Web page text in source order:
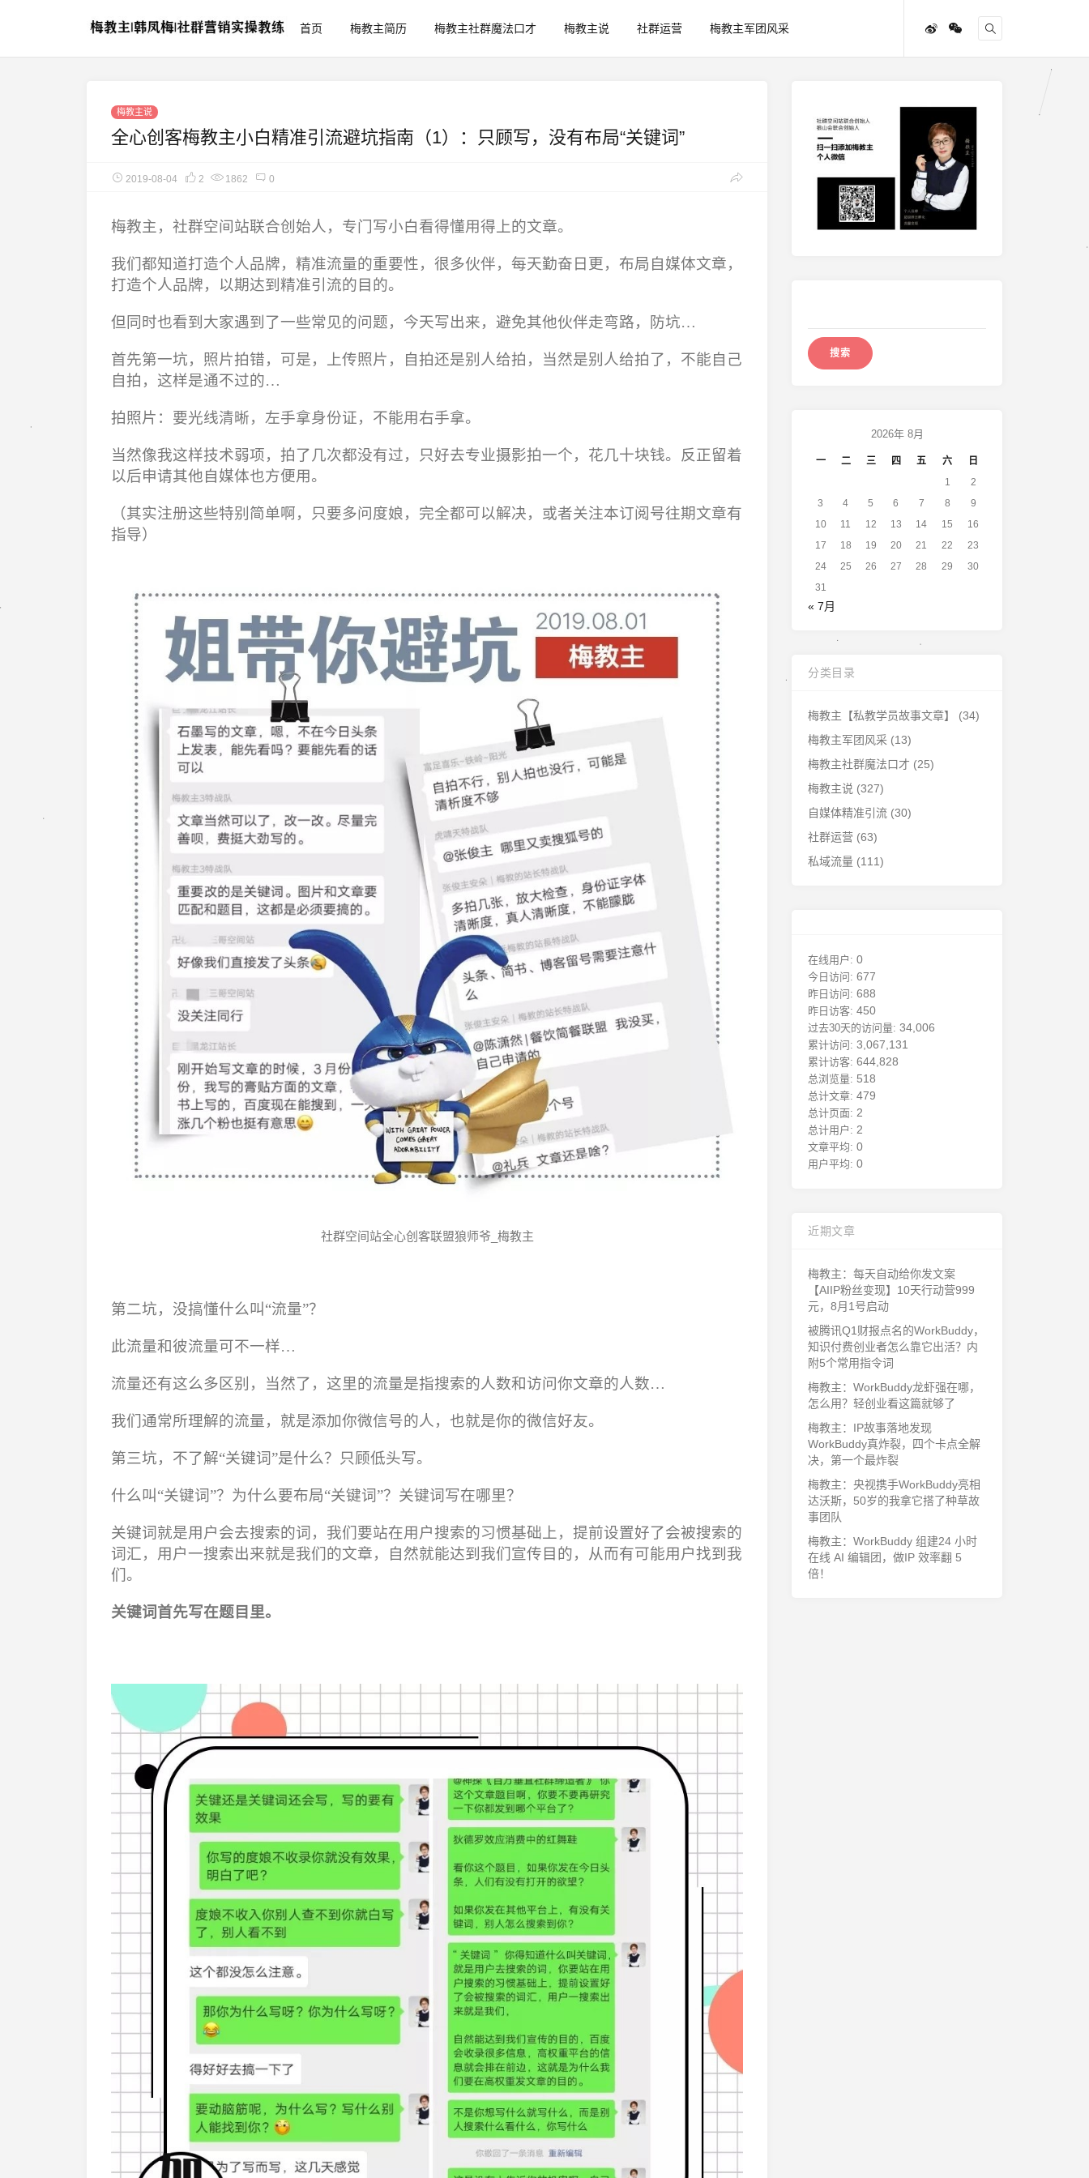
首页 梅教主简历 梅教主社群魔法口才 梅教主说 社群运营 梅教主军团风采
梅教主说
全心创客梅教主小白精准引流避坑指南（1）：只顾写，没有布局“关键词”
2019-08-04 2 1862 0
梅教主，社群空间站联合创始人，专门写小白看得懂用得上的文章。
我们都知道打造个人品牌，精准流量的重要性，很多伙伴，每天勤奋日更，布局自媒体文章，
打造个人品牌，以期达到精准引流的目的。
但同时也看到大家遇到了一些常见的问题，今天写出来，避免其他伙伴走弯路，防坑…
首先第一坑，照片拍错，可是，上传照片，自拍还是别人给拍，当然是别人给拍了，不能自己
自拍，这样是通不过的…
拍照片：要光线清晰，左手拿身份证，不能用右手拿。
当然像我这样技术弱项，拍了几次都没有过，只好去专业摄影拍一个，花几十块钱。反正留着
以后申请其他自媒体也方便用。
（其实注册这些特别简单啊，只要多问度娘，完全都可以解决，或者关注本订阅号往期文章有
指导）
社群空间站全心创客联盟狼师爷_梅教主
第二坑，没搞懂什么叫“流量”？
此流量和彼流量可不一样…
流量还有这么多区别，当然了，这里的流量是指搜索的人数和访问你文章的人数…
我们通常所理解的流量，就是添加你微信号的人，也就是你的微信好友。
第三坑，不了解“关键词”是什么？只顾低头写。
什么叫“关键词”？为什么要布局“关键词”？关键词写在哪里？
关键词就是用户会去搜索的词，我们要站在用户搜索的习惯基础上，提前设置好了会被搜索的
词汇，用户一搜索出来就是我们的文章，自然就能达到我们宣传目的，从而有可能用户找到我
们。
关键词首先写在题目里。
2026年 8月
一 二 三 四 五 六
日
1
2
3
4 5 6 7 8
9
10
11 12 13 14 15
16
17
18 19 20 21 22
23
24
25 26 27 28 29
30
31
« 7月
分类目录
梅教主【私教学员故事文章】
(34)
梅教主军团风采 (13)
梅教主社群魔法口才 (25)
梅教主说 (327)
自媒体精准引流 (30)
社群运营 (63)
私域流量 (111)
在线用户: 0
今日访问: 677
昨日访问: 688
昨日访客: 450
过去30天的访问量: 34,006
累计访问: 3,067,131
累计访客: 644,828
总浏览量: 518
总计文章: 479
总计页面: 2
总计用户: 2
文章平均: 0
用户平均: 0
近期文章
梅教主：每天自动给你发文案
【AIIP粉丝变现】10天行动营999
元，8月1号启动
被腾讯Q1财报点名的WorkBuddy，
知识付费创业者怎么靠它出活？内
附5个常用指令词
梅教主：WorkBuddy龙虾强在哪，
怎么用？轻创业看这篇就够了
梅教主：IP故事落地发现
WorkBuddy真炸裂，四个卡点全解
决，第一个最炸裂
梅教主：央视携手WorkBuddy亮相
达沃斯，50岁的我拿它搭了种草故
事团队
梅教主：WorkBuddy 组建24 小时
在线 AI 编辑团，做IP 效率翻 5
倍！